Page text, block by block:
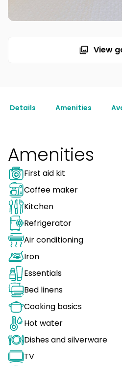
View
Details Amenities
Amenities
First aid kit
Coffee maker
Kitchen
Refrigerator
Air conditioning
Iron
Essentials
Bed linens
Cooking basics
Hot water
Dishes and silverware
TV